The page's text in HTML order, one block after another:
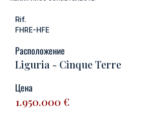
Rif.
FHRE-HFE
Расположение
Liguria - Cinque Terre
Цена
1.950.000 €